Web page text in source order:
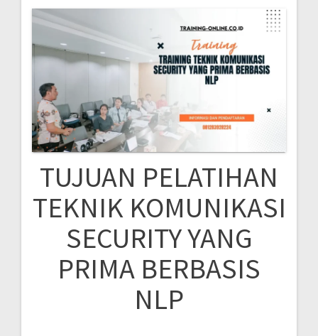
TUJUAN PELATIHAN
TEKNIK KOMUNIKASI
SECURITY YANG
PRIMA BERBASIS
NLP